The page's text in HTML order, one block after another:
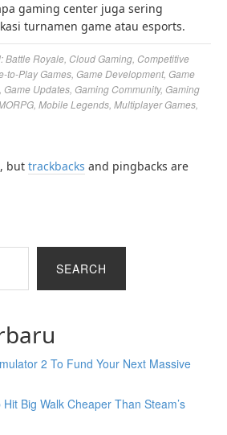
gaming center juga sering
turnamen game atau esports.
Battle Royale Cloud Gaming Competitive
to-Play Games Game Development, Game
Game Updates Gaming Community, Gaming
Mobile Legends Multiplayer Games
but trackbacks and pingbacks are
SEARCH
2 To Fund Your Next Massive
Big Walk Cheaper Than Steam’s